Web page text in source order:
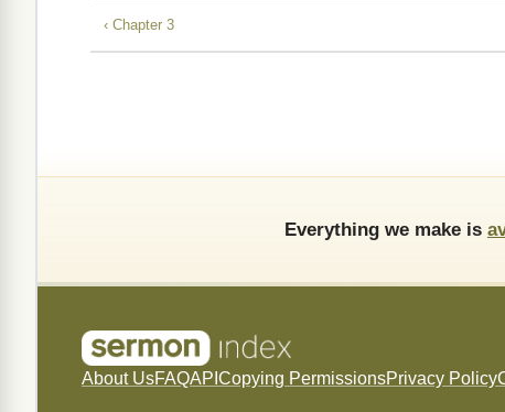
‹ Chapter 3
Everything we make is
About UsFAQAPI Copying PermissionsPrivacy Policy